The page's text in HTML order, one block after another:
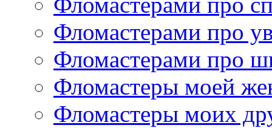
Фломастерами про
Фломастерами про
Фломастеры моей
Фломастеры моих